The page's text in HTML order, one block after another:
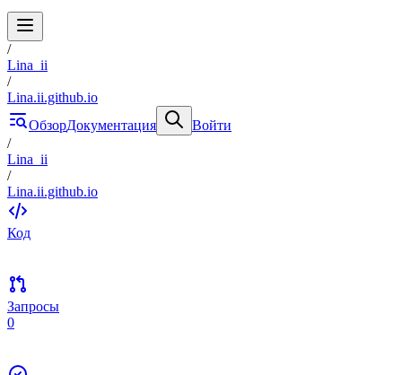
/
Lina_ii
/
Lina.ii.github.io
ОбзорДокументация
Войти
/
Lina_ii
/
Lina.ii.github.io
Код
Запросы
0